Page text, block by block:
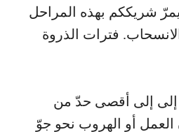
شريككم بهذه المراحل
فترات الذروة
إلى إلى أقصى حدّ من
العمل أو الهروب نحو جوّ